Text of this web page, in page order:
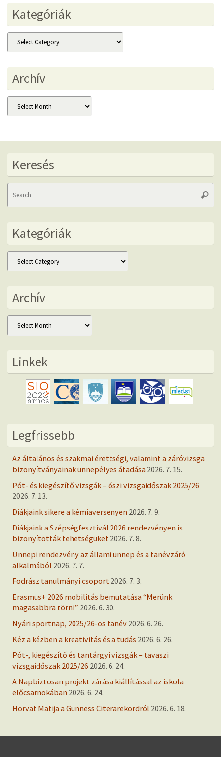
Kategóriák
Kategóriák
Archív
Archív
Keresés
Kategóriák
Kategóriák
Archív
Archív
Linkek
Legfrissebb
Az általános és szakmai érettségi, valamint a záróvizsga
bizonyítványainak ünnepélyes átadása 2026. 7. 15.
Pót- és kiegészítő vizsgák – őszi vizsgaidőszak 2025/26
2026. 7. 13.
Diákjaink sikere a kémiaversenyen 2026. 7. 9.
Diákjaink a Szépségfesztivál 2026 rendezvényen is
bizonyították tehetségüket 2026. 7. 8.
Ünnepi rendezvény az állami ünnep és a tanévzáró
alkalmából 2026. 7. 7.
Fodrász tanulmányi csoport 2026. 7. 3.
Erasmus+ 2026 mobilitás bemutatása “Merünk
magasabbra törni” 2026. 6. 30.
Nyári sportnap, 2025/26-os tanév 2026. 6. 26.
Kéz a kézben a kreativitás és a tudás 2026. 6. 26.
Pót-, kiegészítő és tantárgyi vizsgák – tavaszi
vizsgaidőszak 2025/26 2026. 6. 24.
A Napbiztosan projekt zárása kiállítással az iskola
előcsarnokában 2026. 6. 24.
Horvat Matija a Gunness Citerarekordról 2026. 6. 18.